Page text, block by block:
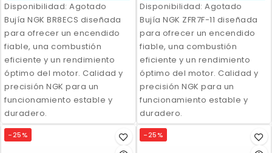
Disponibilidad: Agotado
Bujía NGK BR8ECS diseñada
para ofrecer un encendido
fiable, una combustión
eficiente y un rendimiento
óptimo del motor. Calidad y
precisión NGK para un
funcionamiento estable y
duradero.
Disponibilidad: Agotado
Bujía NGK ZFR7F-11 diseñada
para ofrecer un encendido
fiable, una combustión
eficiente y un rendimiento
óptimo del motor. Calidad y
precisión NGK para un
funcionamiento estable y
duradero.
-25% -25%